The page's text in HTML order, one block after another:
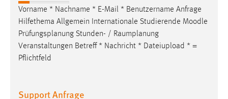
Vorname * Nachname * E-Mail * Benutzername Anfrage
Hilfethema Allgemein Internationale Studierende Moodle
Prüfungsplanung Stunden- / Raumplanung
Veranstaltungen Betreff * Nachricht * Dateiupload * =
Pflichtfeld
Support Anfrage